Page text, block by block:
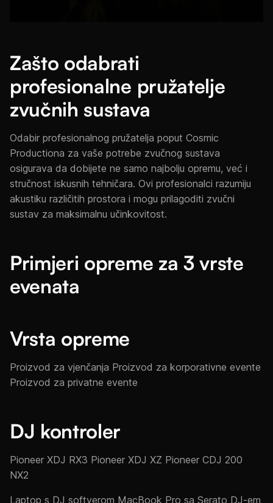
Zašto odabrati
profesionalne pružatelje
zvučnih sustava
Odabir profesionalnog pružatelja poput Cosmic
Productiona za vaše potrebe zvučnog sustava
osigurava da dobijete ne samo najbolju opremu, već i
stručnost iskusnih tehničara. Ovi profesionalci razumiju
akustiku različitih prostora i mogu prilagoditi zvučni
sustav za maksimalnu učinkovitost.
Primjeri opreme za 3 vrste
evenata
Vrsta opreme
Proizvod za vjenčanja Proizvod za korporativne evente
Proizvod za privatne evente
DJ kontroler
Pioneer XDJ RX3 Pioneer XDJ XZ Pioneer CDJ 200
NX2
Laptop s DJ softverom MacBook Pro sa Serato DJ-em